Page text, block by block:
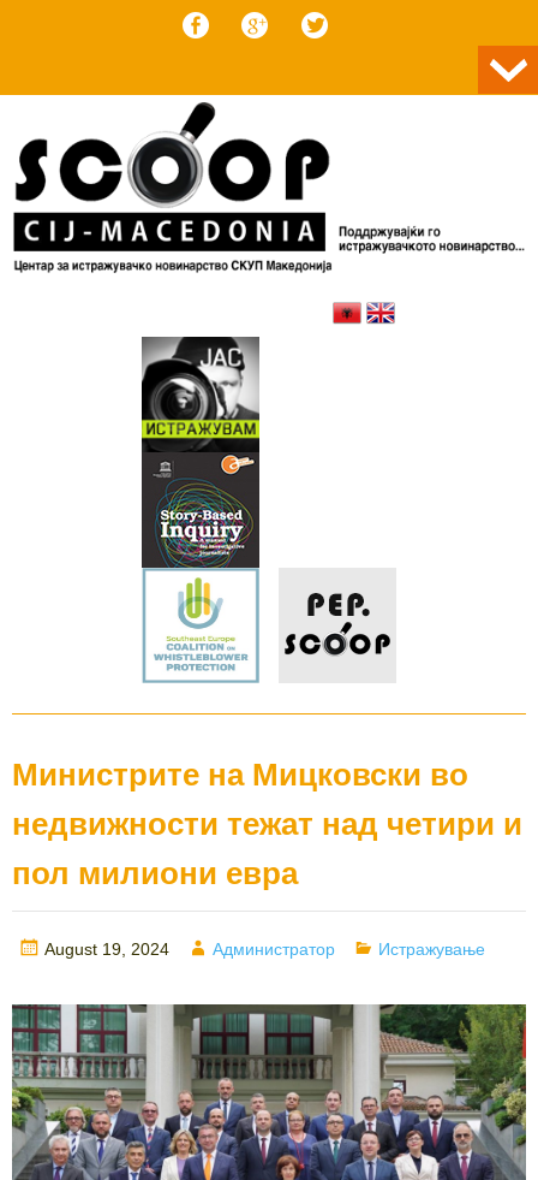
Министрите на Мицковски во
недвижности тежат над четири и
пол милиони евра
Posted
August 19, 2024 Author
Администратор Categories
Истражување